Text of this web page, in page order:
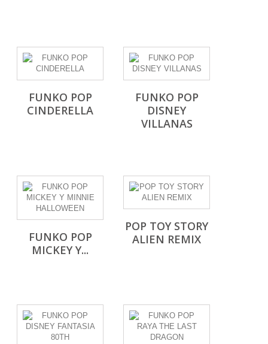
FUNKO POP
CINDERELLA
FUNKO POP
DISNEY
VILLANAS
FUNKO POP
MICKEY Y...
POP TOY STORY
ALIEN REMIX